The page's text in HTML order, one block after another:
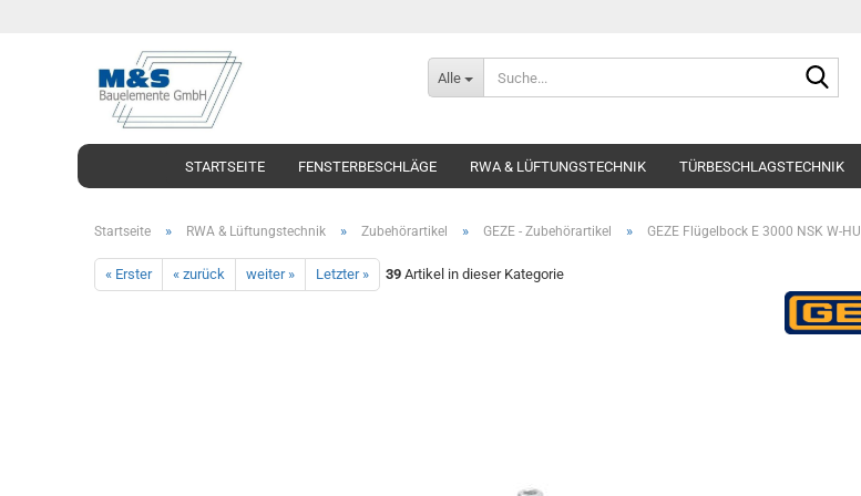
Alle
STARTSEITE FENSTERBESCHLÄGE RWA & LÜFTUNGSTECHNIK TÜRBESCHLAGSTECHNIK
Startseite » RWA & Lüftungstechnik » Zubehörartikel » GEZE - Zubehörartikel » GEZE Flügelbock E 3000 NSK W-HU
« Erster « zurück weiter » Letzter » 39Artikel in dieser Kategorie